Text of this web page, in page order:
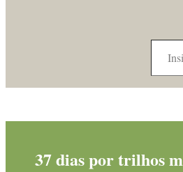
Insira o seu
37 dias por trilhos